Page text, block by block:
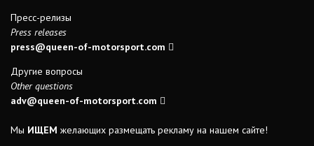
Пресс-релизы
Press releases
press@queen-of-motorsport.com
Другие вопросы
Other questions
adv@queen-of-motorsport.com
Мы ИЩЕМ желающих размещать рекламу на нашем сайте!